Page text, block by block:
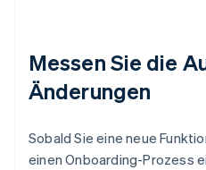
Messen Sie die
Änderungen
Sobald Sie eine neue
einen Onboarding-Prozess